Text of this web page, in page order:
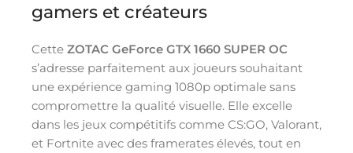
gamers et créateurs
Cette ZOTAC GeForce GTX 1660 SUPER OC
s’adresse parfaitement aux joueurs souhaitant
une expérience gaming 1080p optimale sans
compromettre la qualité visuelle. Elle excelle
dans les jeux compétitifs comme CS:GO, Valorant,
et Fortnite avec des framerates élevés, tout en